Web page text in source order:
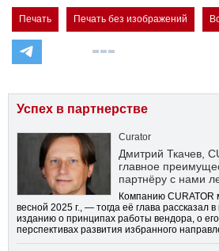
Печать Печать без изображений
Успех в партнерстве
Curator
Дмитрий Ткачев,
главное
партнёру с нами
Компанию CURATOR
весной 2025 г., — тогда её глава рассказал
изданию о принципах работы вендора, о
перспективах развития избранного